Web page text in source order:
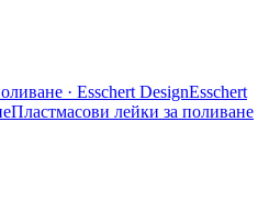
· Esschert DesignEsschert
Пластмасови лейки за поливане